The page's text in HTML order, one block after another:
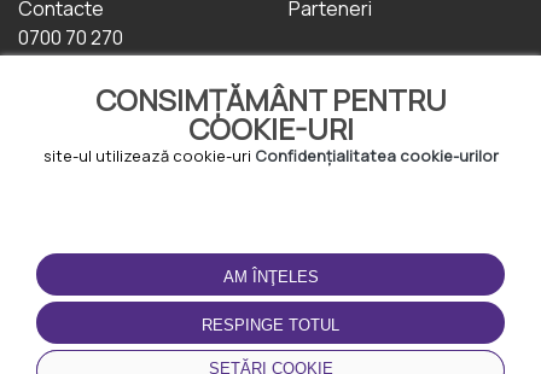
CONSIMȚĂMÂNT PENTRU
COOKIE-URI
site-ul utilizează cookie-uri Confidențialitatea cookie-urilor
AM ÎNŢELES
RESPINGE TOTUL
SETĂRI COOKIE
Contacte
0700 70 270
Parteneri
TERMENI DE UTILIZARE
Termeni și condiții
Politica de
Confidențialitate
Politica de cookie-uri
DESCĂRCAȚI
APLICAȚIA